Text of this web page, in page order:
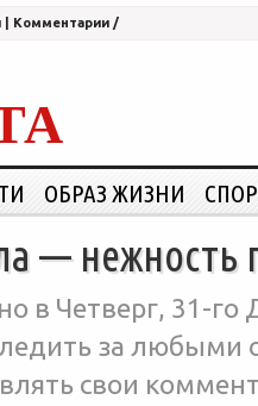
Комментарии /
ОБРАЗ ЖИЗНИ
— нежность
в Четверг, 31-го
за любыми
свои